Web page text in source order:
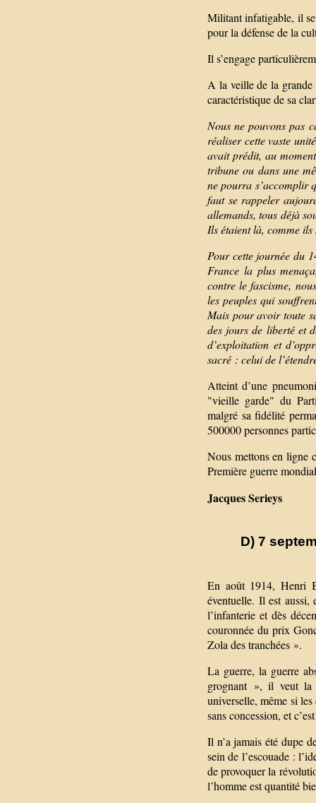
Militant infatigable, il se
pour la défense de la
Il s’engage
A la veille de la
caractéristique de sa
Nous ne pouvons pas
réaliser cette vaste
avait prédit, au
tribune ou dans une
ne pourra s’accomplir
faut se rappeler
allemands, tous déjà
Ils étaient là, comme
Pour cette journée du
France la plus
contre le fascisme,
les peuples qui
Mais pour avoir toute
des jours de liberté et
d’exploitation et
sacré : celui de
Atteint d’une
"vieille garde" du
malgré sa fidélité
500000 personnes
Nous mettons en ligne
Première guerre
Jacques Serieys
D) 7
En août 1914, Henri
éventuelle. Il est aussi,
l’infanterie et dès
couronnée du prix
Zola des tranchées ».
La guerre, la guerre
grognant », il veut la
universelle, même si
sans concession, et
Il n’a jamais été dupe
sein de l’escouade :
de provoquer la
l’homme est quantité